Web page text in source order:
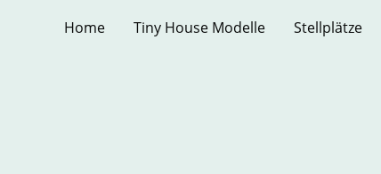
Home Tiny House Modelle Stellplätze